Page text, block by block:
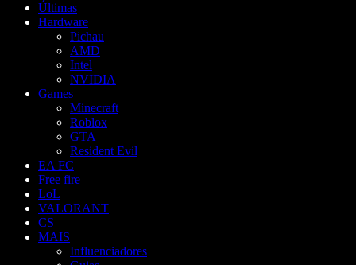
Últimas
Hardware
Pichau
AMD
Intel
NVIDIA
Games
Minecraft
Roblox
GTA
Resident Evil
EA FC
Free fire
LoL
VALORANT
CS
MAIS
Influenciadores